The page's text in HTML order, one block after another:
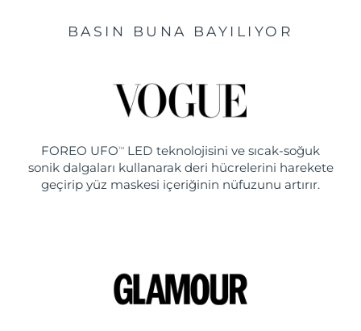
BASIN BUNA BAYILIYOR
FOREO UFO TM
LED teknolojisini ve sıcak-soğuk
sonik dalgaları kullanarak deri hücrelerini harekete
geçirip yüz maskesi içeriğinin nüfuzunu artırır.